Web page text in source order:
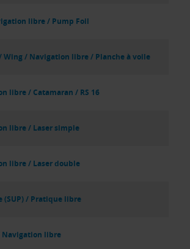
libre / Pump Foil
Wing / Navigation libre / Planche à voile
libre / Catamaran / RS 16
libre / Laser simple
libre / Laser double
(SUP) / Pratique libre
Navigation libre